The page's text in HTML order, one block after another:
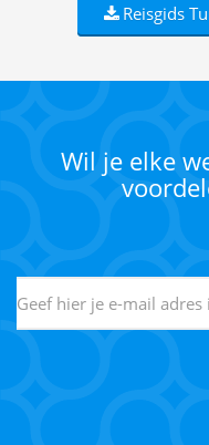
Reisgids
Wil je elke